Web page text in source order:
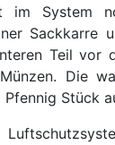
im System
Sackkarre
Teil vor
Die
Stück